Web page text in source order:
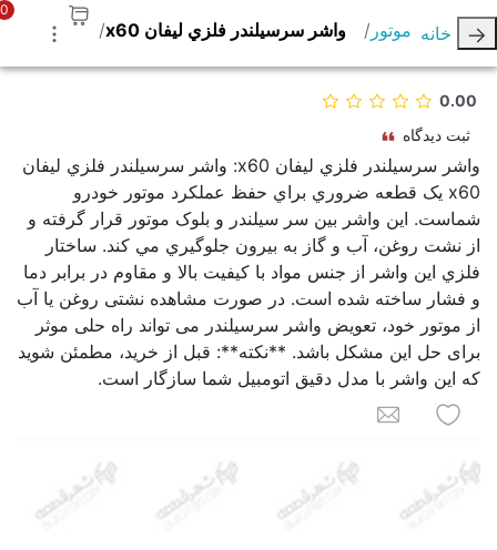
خانه موتور واشر سرسيلندر فلزي ليفان x60
0
0.00
ثبت دیدگاه
واشر سرسيلندر فلزي ليفان x60: واشر سرسيلندر فلزي ليفان
x60 يک قطعه ضروري براي حفظ عملکرد موتور خودرو
شماست. اين واشر بين سر سيلندر و بلوک موتور قرار گرفته و
از نشت روغن، آب و گاز به بيرون جلوگيري مي کند. ساختار
فلزي اين واشر از جنس مواد با کيفيت بالا و مقاوم در برابر دما
و فشار ساخته شده است. در صورت مشاهده نشتی روغن يا آب
از موتور خود، تعویض واشر سرسيلندر می تواند راه حلی موثر
برای حل این مشکل باشد. **نکته**: قبل از خرید، مطمئن شوید
که این واشر با مدل دقیق اتومبیل شما سازگار است.
به لیست علاقه مندی ها اضافه کنید
برای یک دوست ایمیل کنید